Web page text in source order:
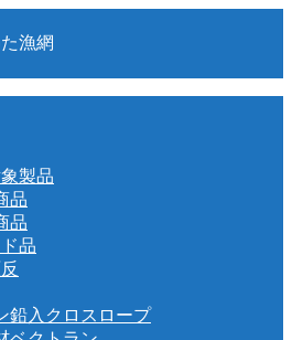
漁網
製品
品
品
品
鉛入クロスロープ